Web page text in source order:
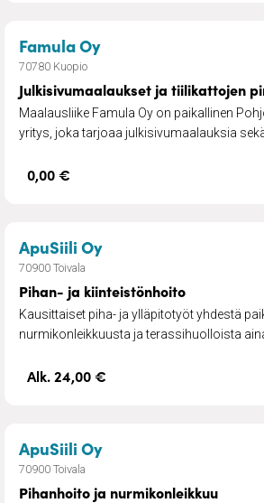
Famula Oy–
70780 Kuopio
Julkisivumaalaukset ja tiilikattojen
Maalausliike Famula Oy on paikallinen
yritys, joka tarjoaa julkisivumaalauksia
0,00 €
ApuSiili Oy– Pihan- ja
70900 Toivala
Pihan- ja kiinteistönhoito
Kausittaiset piha- ja ylläpitotyöt yhdestä
nurmikonleikkuusta ja terassihuolloista
Alk. 24,00 €
ApuSiili Oy– Pihanhoito ja
70900 Toivala
Pihanhoito ja nurmikonleikkuu